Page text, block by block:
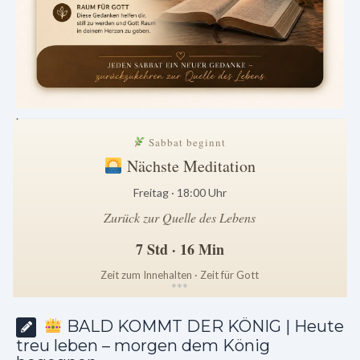
.
Sabbat beginnt
Nächste Meditation
Freitag · 18:00 Uhr
Zurück zur Quelle des Lebens
7 Std · 16 Min
Zeit zum Innehalten · Zeit für Gott
***
BALD KOMMT DER KÖNIG | Heute
treu leben – morgen dem König